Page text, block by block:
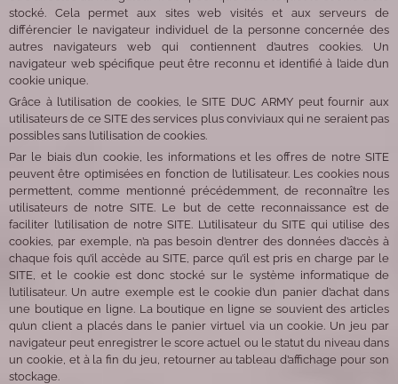
stocké. Cela permet aux sites web visités et aux serveurs de
différencier le navigateur individuel de la personne concernée des
autres navigateurs web qui contiennent d’autres cookies. Un
navigateur web spécifique peut être reconnu et identifié à l’aide d’un
cookie unique.
Grâce à l’utilisation de cookies, le SITE DUC ARMY peut fournir aux
utilisateurs de ce SITE des services plus conviviaux qui ne seraient pas
possibles sans l’utilisation de cookies.
Par le biais d’un cookie, les informations et les offres de notre SITE
peuvent être optimisées en fonction de l’utilisateur. Les cookies nous
permettent, comme mentionné précédemment, de reconnaître les
utilisateurs de notre SITE. Le but de cette reconnaissance est de
faciliter l’utilisation de notre SITE. L’utilisateur du SITE qui utilise des
cookies, par exemple, n’a pas besoin d’entrer des données d’accès à
chaque fois qu’il accède au SITE, parce qu’il est pris en charge par le
SITE, et le cookie est donc stocké sur le système informatique de
l’utilisateur. Un autre exemple est le cookie d’un panier d’achat dans
une boutique en ligne. La boutique en ligne se souvient des articles
qu’un client a placés dans le panier virtuel via un cookie. Un jeu par
navigateur peut enregistrer le score actuel ou le statut du niveau dans
un cookie, et à la fin du jeu, retourner au tableau d’affichage pour son
stockage.